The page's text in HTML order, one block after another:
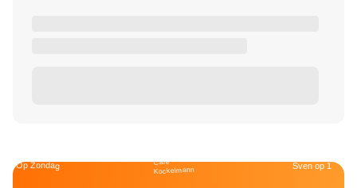
Op Zondag Café
Kockelmann Sven op 1